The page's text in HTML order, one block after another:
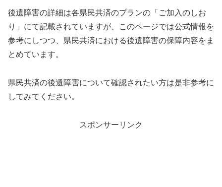
後遺障害の詳細は各県民共済のプランの「ご加入のしお
り」にて記載されていますが、このページでは公式情報を
参考にしつつ、県民共済における後遺障害の保障内容をま
とめています。
県民共済の後遺障害について確認されたい方は是非参考に
してみてください。
スポンサーリンク